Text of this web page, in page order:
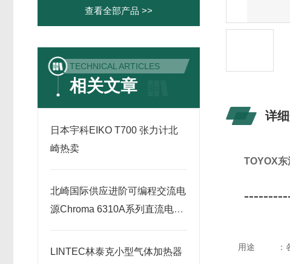
查看全部产品 >>
TECHNICAL ARTICLES
相关文章
日本宇科EIKO T700 张力计北
崎热卖
北崎国际供应进阶可编程交流电
源Chroma 6310A系列直流电子
LINTEC林泰克小型气体加热器
详
TOYOX
用途 ：